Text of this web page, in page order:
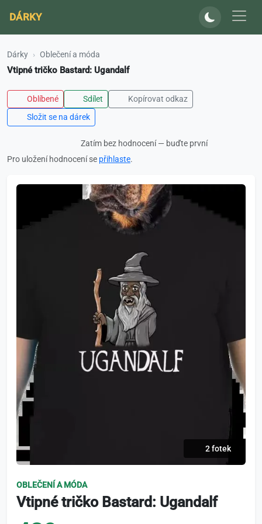
DÁRKY
Dárky Oblečení a móda
Vtipné tričko Bastard: Ugandalf
Oblíbené Sdílet
Kopírovat odkaz
Složit se na dárek
Zatím bez hodnocení — buďte první
Pro uložení hodnocení se přihlaste.
2 fotek
OBLEČENÍ A MÓDA
Vtipné tričko Bastard: Ugandalf